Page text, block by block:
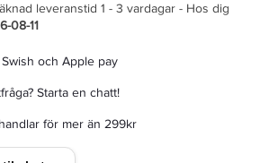
leveranstid 1 - 3 vardagar - Hos dig
08-11
och Apple pay
Starta en chatt!
för mer än 299kr